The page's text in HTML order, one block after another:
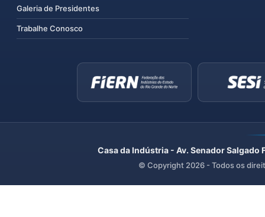
Galeria de Presidentes
Trabalhe Conosco
Casa da Indústria - Av. Senador
© Copyright 2026 - Todos os